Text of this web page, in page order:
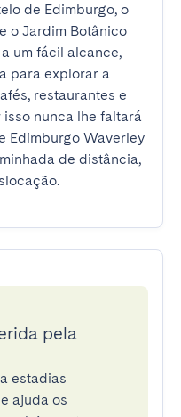
de Edimburgo, o
o Jardim Botânico
um fácil alcance,
para explorar a
restaurantes e
nunca lhe faltará
Edimburgo Waverley
de distância,
pela
estadias
ajuda os